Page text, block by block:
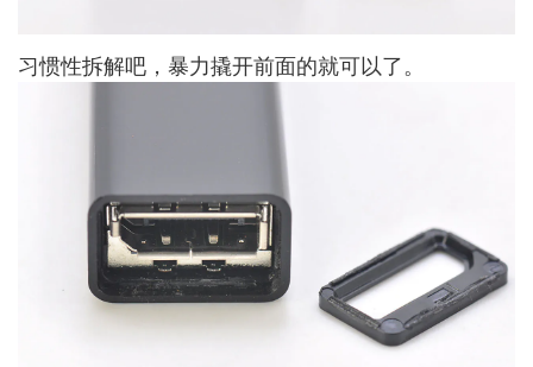
习惯性拆解吧，暴力撬开前面的就可以了。